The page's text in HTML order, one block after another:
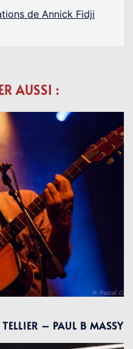
de Annick Fidji
AUSSI :
– PAUL B MASSY